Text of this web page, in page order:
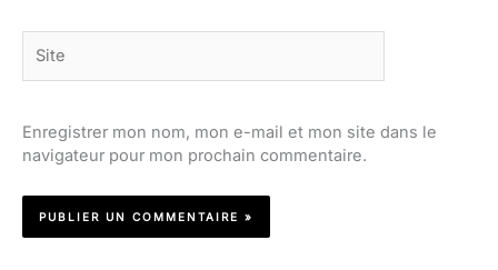
Enregistrer mon nom, mon e-mail et mon site dans le
navigateur pour mon prochain commentaire.